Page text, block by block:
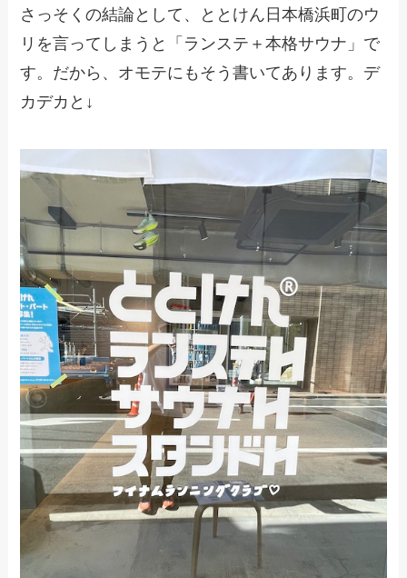
さっそくの結論として、ととけん日本橋浜町のウ
リを言ってしまうと「ランステ＋本格サウナ」で
す。だから、オモテにもそう書いてあります。デ
カデカと↓